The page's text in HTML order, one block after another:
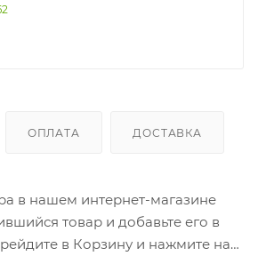
ОПЛАТА ДОСТАВКА
в нашем интернет-магазине
товар и добавьте его в
в Корзину и нажмите на